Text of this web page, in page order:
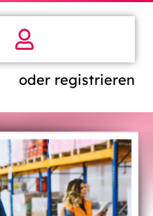
oder registrieren